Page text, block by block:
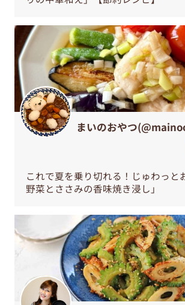
まいのおやつ
これで夏を乗り切れる！じゅわっと
野菜とささみの香味焼き浸し」